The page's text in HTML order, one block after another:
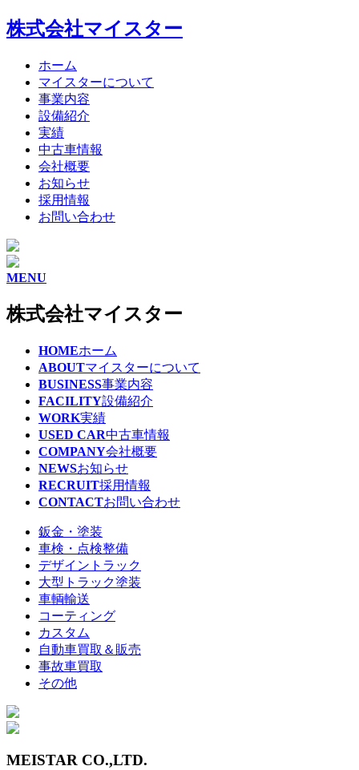
株式会社マイスター
ホーム
マイスターについて
事業内容
設備紹介
実績
中古車情報
会社概要
お知らせ
採用情報
お問い合わせ
MENU
株式会社マイスター
HOMEホーム
ABOUTマイスターについて
BUSINESS事業内容
FACILITY設備紹介
WORK実績
USED CAR中古車情報
COMPANY会社概要
NEWSお知らせ
RECRUIT採用情報
CONTACTお問い合わせ
鈑金・塗装
車検・点検整備
デザイントラック
大型トラック塗装
車輌輸送
コーティング
カスタム
自動車買取＆販売
事故車買取
その他
MEISTAR CO.,LTD.